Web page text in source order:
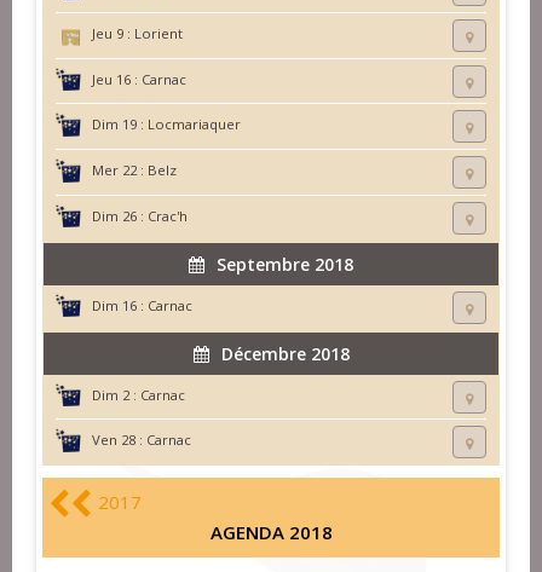
Jeu 9 : Lorient
Jeu 16 : Carnac
Dim 19 : Locmariaquer
Mer 22 : Belz
Dim 26 : Crac'h
Septembre 2018
Dim 16 : Carnac
Décembre 2018
Dim 2 : Carnac
Ven 28 : Carnac
2017
AGENDA 2018